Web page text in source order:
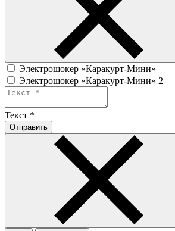
Электрошокер «Каракурт-Мини»
Электрошокер «Каракурт-Мини» 2
Текст *
Отправить